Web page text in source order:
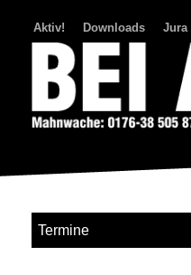
Aktiv! Downloads Jura
Termine